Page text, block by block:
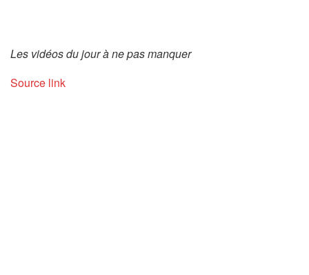
Les vidéos du jour à ne pas manquer
Source link